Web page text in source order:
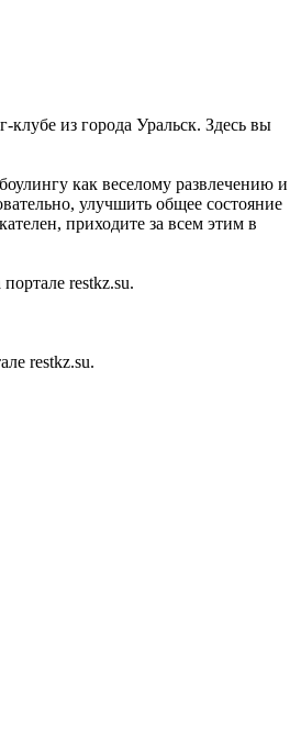
из города Уральск. Здесь вы
как веселому развлечению и
улучшить общее состояние
приходите за всем этим в
restkz.su.
restkz.su.